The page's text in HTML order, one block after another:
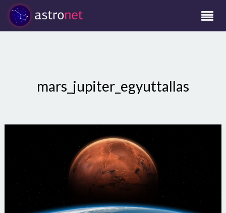
mars_jupiter_egyuttallas